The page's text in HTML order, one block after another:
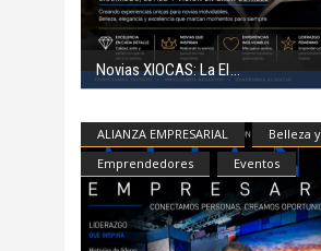
Novias XIOCAS: La El
ALIANZA EMPRESARIAL
Belleza
Emprendedores
Eventos